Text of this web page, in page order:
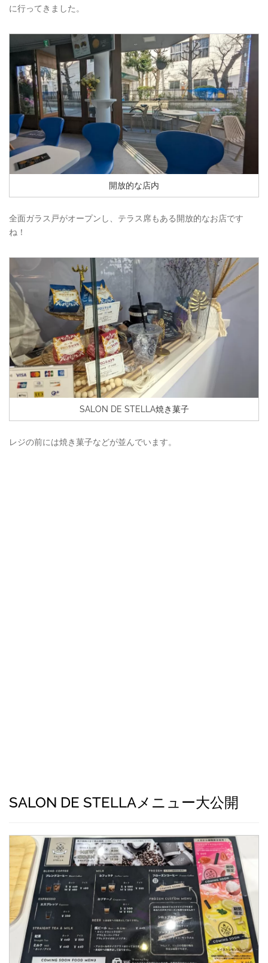
に行ってきました。
開放的な店内
全面ガラス戸がオープンし、テラス席もある開放的なお店です
ね！
SALON DE STELLA焼き菓子
レジの前には焼き菓子などが並んでいます。
SALON DE STELLAメニュー大公開